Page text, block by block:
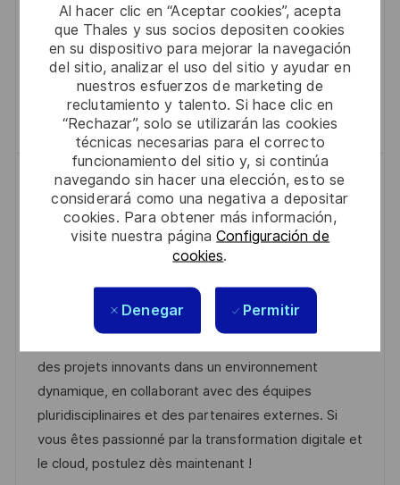
Al hacer clic en “Aceptar cookies”, acepta
que Thales y sus socios depositen cookies
en su dispositivo para mejorar la navegación
del sitio, analizar el uso del sitio y ayudar en
nuestros esfuerzos de marketing de
reclutamiento y talento. Si hace clic en
“Rechazar”, solo se utilizarán las cookies
técnicas necesarias para el correcto
funcionamiento del sitio y, si continúa
navegando sin hacer una elección, esto se
considerará como una negativa a depositar
cookies. Para obtener más información,
visite nuestra páginaConfiguración de
cookies.
Denegar Permitir
P
U
B
L
I
C
A
C
I
Ó
P
L
E
O
R
Í
piloterez des projets innovants, gérerez des
équipes et assurerez la satisfaction client. Si vous
avez une solide expérience en gestion de projet et
en électronique, postulez dès maintenant !
GuardarGuardar Bid & Project Manager Pôle
Program Manager Finances
I
Ó
N
Vélizy-Villacoublay, Francia
F
E
E
P
U
B
L
I
2025-11-24
M
P
L
E
O
R0308593
Jornada Completa
G
O
R
Í
A
Gestión De Ofertas Y Proyectos
Rejoignez notre équipe en tant que Responsable de
des projets innovants dans un environnement
dynamique, en collaborant avec des équipes
pluridisciplinaires et des partenaires externes. Si
vous êtes passionné par la transformation digitale et
le cloud, postulez dès maintenant !